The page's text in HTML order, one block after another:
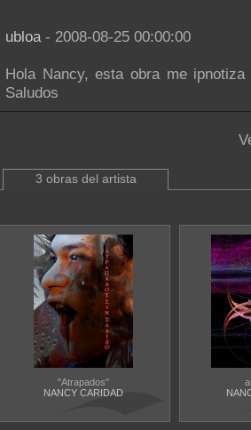
ubloa- 2008-08-25 00:00:00
Hola Nancy, esta obra me
Saludos
3 obras del artista
"Atrapados"
NANCY CARIDAD